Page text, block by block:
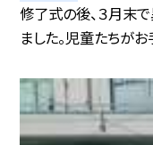
修了式の後、３月末
ました。児童たちが